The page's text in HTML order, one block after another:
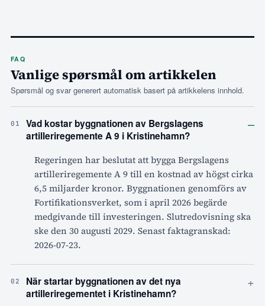
FAQ
Vanlige spørsmål om artikkelen
Spørsmål og svar generert automatisk basert på artikkelens innhold.
01
Vad kostar byggnationen av Bergslagens
artilleriregemente A 9 i Kristinehamn?
–
Regeringen har beslutat att bygga Bergslagens
artilleriregemente A 9 till en kostnad av högst cirka
6,5 miljarder kronor. Byggnationen genomförs av
Fortifikationsverket, som i april 2026 begärde
medgivande till investeringen. Slutredovisning ska
ske den 30 augusti 2029. Senast faktagranskad:
2026-07-23.
02
När startar byggnationen av det nya
artilleriregementet i Kristinehamn?
+